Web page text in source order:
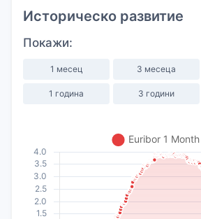
Историческо развитие
Покажи:
1 месец 3 месеца
1 година 3 години